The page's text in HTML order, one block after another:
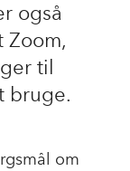
også
Zoom,
til
bruge.
om